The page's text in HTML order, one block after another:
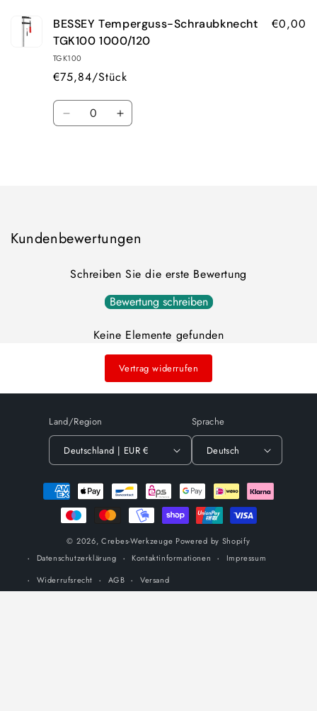
BESSEY Temperguss-Schraubknecht
TGK100 1000/120
TGK100
€75,84/Stück
€0,00
Anzahl
VerringernErhöhen
Kundenbewertungen
Schreiben Sie die erste Bewertung
Bewertung schreiben
Keine Elemente gefunden
Vertrag widerrufen
Land/Region
Deutschland | EUR €
Sprache
Deutsch
Zahlungsmethoden
© 2026,Crebes-Werkzeuge Powered by Shopify
Datenschutzerklärung
Kontaktinformationen
Impressum
Widerrufsrecht
AGB Versand